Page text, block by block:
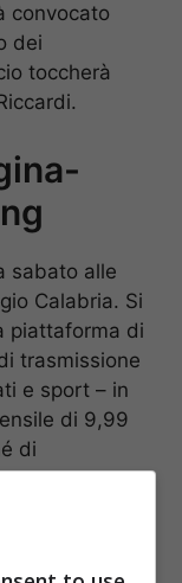
convocato
dei
toccherà
sabato alle
Calabria. Si
piattaforma di
trasmissione
e sport – in
di 9,99
di